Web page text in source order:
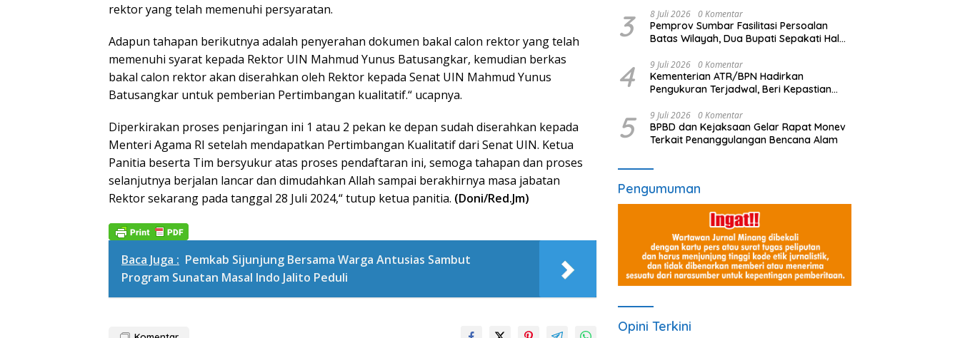
rektor yang telah memenuhi persyaratan.
Adapun tahapan berikutnya adalah penyerahan dokumen bakal calon rektor yang telah
memenuhi syarat kepada Rektor UIN Mahmud Yunus Batusangkar, kemudian berkas
bakal calon rektor akan diserahkan oleh Rektor kepada Senat UIN Mahmud Yunus
Batusangkar untuk pemberian Pertimbangan kualitatif.“ ucapnya.
Diperkirakan proses penjaringan ini 1 atau 2 pekan ke depan sudah diserahkan kepada
Menteri Agama RI setelah mendapatkan Pertimbangan Kualitatif dari Senat UIN. Ketua
Panitia beserta Tim bersyukur atas proses pendaftaran ini, semoga tahapan dan proses
selanjutnya berjalan lancar dan dimudahkan Allah sampai berakhirnya masa jabatan
Rektor sekarang pada tanggal 28 Juli 2024,“ tutup ketua panitia. (Doni/Red.Jm)
Baca Juga : Pemkab Sijunjung Bersama Warga Antusias Sambut
Program Sunatan Masal Indo Jalito Peduli
3 8 Juli 2026 0 Komentar
Pemprov Sumbar Fasilitasi Persoalan
Batas Wilayah, Dua Bupati Sepakati Hal
4 9 Juli 2026 0 Komentar
Kementerian ATR/BPN Hadirkan
Pengukuran Terjadwal, Beri Kepastian
5 9 Juli 2026 0 Komentar
BPBD dan Kejaksaan Gelar Rapat Monev
Terkait Penanggulangan Bencana Alam
Pengumuman
Opini Terkini